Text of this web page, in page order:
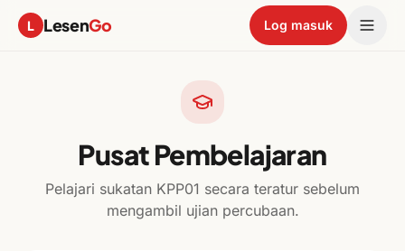
L LesenGo Log masuk
Pusat Pembelajaran
Pelajari sukatan KPP01 secara teratur sebelum
mengambil ujian percubaan.